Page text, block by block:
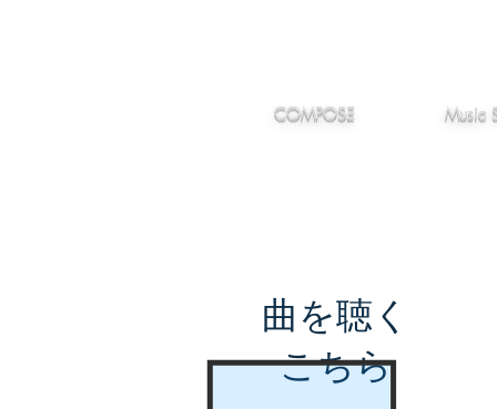
COMPOSE Music
曲を聴く
こちら